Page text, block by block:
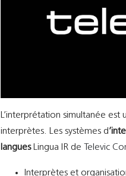
L’interprétation simultanée
interprètes. Les systèmes d
languesLingua IR de Televic
Interprètes et